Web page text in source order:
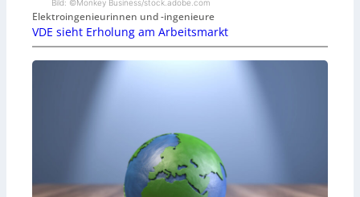
Bild: ©Monkey Business/stock.adobe.com
Elektroingenieurinnen und -ingenieure
VDE sieht Erholung am Arbeitsmarkt